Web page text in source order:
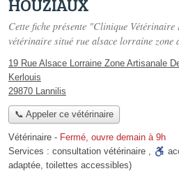
Cette fiche présente "Clinique
vétérinaire situé rue alsace lorraine zone
19 Rue Alsace Lorraine Zone Artisanale
Kerlouis
29870 Lannilis
📞 Appeler ce vétérinaire
Vétérinaire - Fermé, ouvre demain à 9h
Services : consultation vétérinaire ,
adaptée, toilettes accessibles)